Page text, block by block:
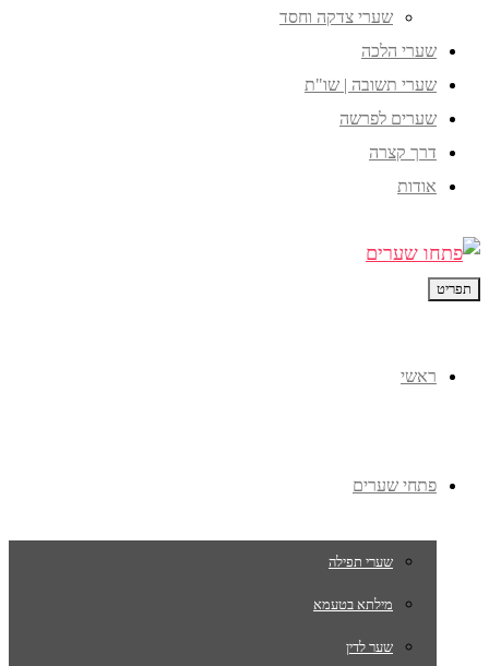
שערי צדקה וחסד
שערי הלכה
שערי תשובה | שו"ת
שערים לפרשה
דרך קצרה
אודות
תפריט
ראשי
פתחי שערים
שערי תפילה
מילתא בטעמא
שער לדין